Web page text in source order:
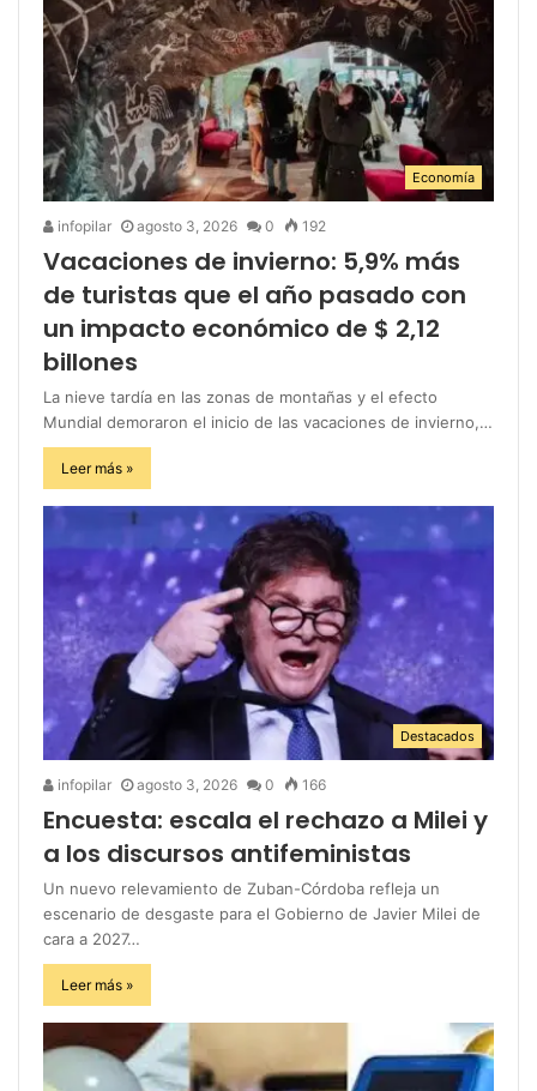
Economía
infopilar agosto 3, 2026 0 192
Vacaciones de invierno: 5,9% más
de turistas que el año pasado con
un impacto económico de $ 2,12
billones
La nieve tardía en las zonas de montañas y el efecto
Mundial demoraron el inicio de las vacaciones de invierno,…
Leer más »
Destacados
infopilar agosto 3, 2026 0 166
Encuesta: escala el rechazo a Milei y
a los discursos antifeministas
Un nuevo relevamiento de Zuban-Córdoba refleja un
escenario de desgaste para el Gobierno de Javier Milei de
cara a 2027…
Leer más »